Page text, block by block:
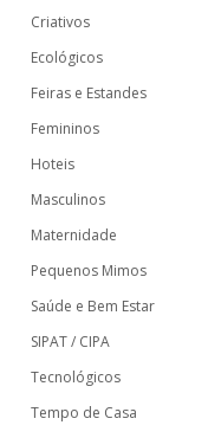
Criativos
Ecológicos
Feiras e Estandes
Femininos
Hoteis
Masculinos
Maternidade
Pequenos Mimos
Saúde e Bem Estar
SIPAT / CIPA
Tecnológicos
Tempo de Casa